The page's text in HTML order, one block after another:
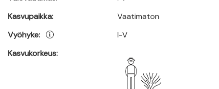
Kasvupaikka:
Vyöhyke:
Kasvukorkeus:
Vaatimaton
I-V